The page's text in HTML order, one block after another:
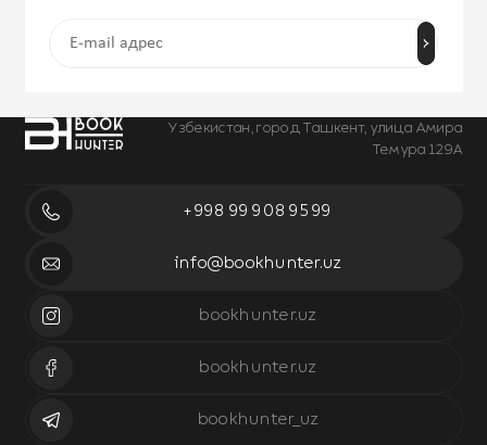
Узбекистан, город Ташкент, улица Амира
Темура 129А
+998 99 908 95 99
info@bookhunter.uz
bookhunter.uz
bookhunter.uz
bookhunter_uz